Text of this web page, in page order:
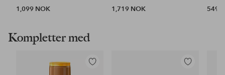
1,099 NOK
1,719 NOK
549
Kompletter med
Legg
Legg